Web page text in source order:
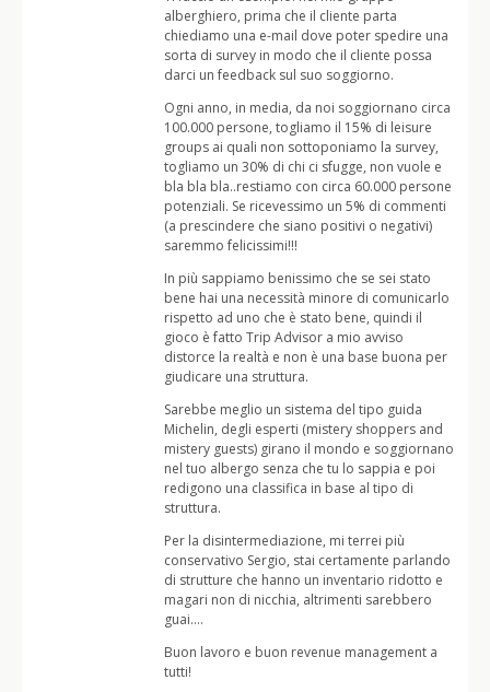
alberghiero, prima che il cliente parta
chiediamo una e-mail dove poter spedire una
sorta di survey in modo che il cliente possa
darci un feedback sul suo soggiorno.
Ogni anno, in media, da noi soggiornano circa
100.000 persone, togliamo il 15% di leisure
groups ai quali non sottoponiamo la survey,
togliamo un 30% di chi ci sfugge, non vuole e
bla bla bla..restiamo con circa 60.000 persone
potenziali. Se ricevessimo un 5% di commenti
(a prescindere che siano positivi o negativi)
saremmo felicissimi!!!
In più sappiamo benissimo che se sei stato
bene hai una necessità minore di comunicarlo
rispetto ad uno che è stato bene, quindi il
gioco è fatto Trip Advisor a mio avviso
distorce la realtà e non è una base buona per
giudicare una struttura.
Sarebbe meglio un sistema del tipo guida
Michelin, degli esperti (mistery shoppers and
mistery guests) girano il mondo e soggiornano
nel tuo albergo senza che tu lo sappia e poi
redigono una classifica in base al tipo di
struttura.
Per la disintermediazione, mi terrei più
conservativo Sergio, stai certamente parlando
di strutture che hanno un inventario ridotto e
magari non di nicchia, altrimenti sarebbero
guai….
Buon lavoro e buon revenue management a
tutti!